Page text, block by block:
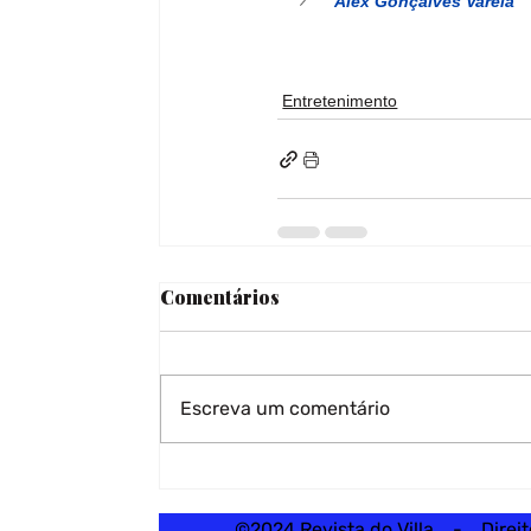
Entretenimento
Comentários
Escreva um comentário